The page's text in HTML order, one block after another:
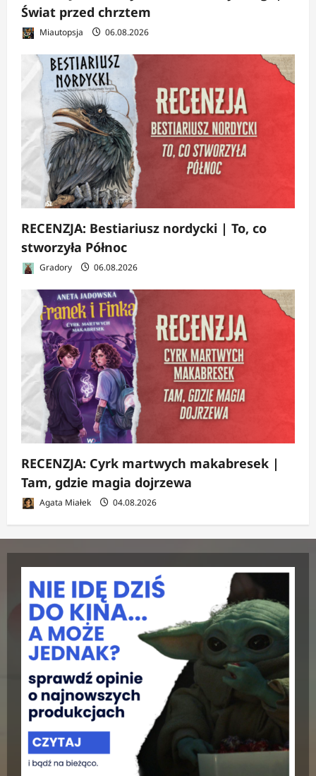
Świat przed chrztem
Miautopsja 06.08.2026
RECENZJA: Bestiariusz nordycki | To, co
stworzyła Północ
Gradory 06.08.2026
RECENZJA: Cyrk martwych makabresek |
Tam, gdzie magia dojrzewa
Agata Miałek 04.08.2026